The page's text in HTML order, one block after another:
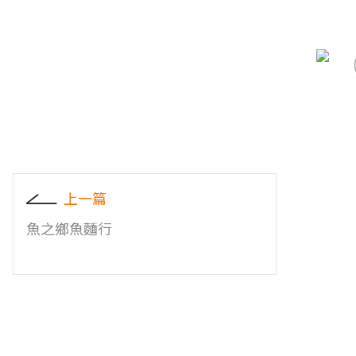
上一篇
魚之鄉魚麵行